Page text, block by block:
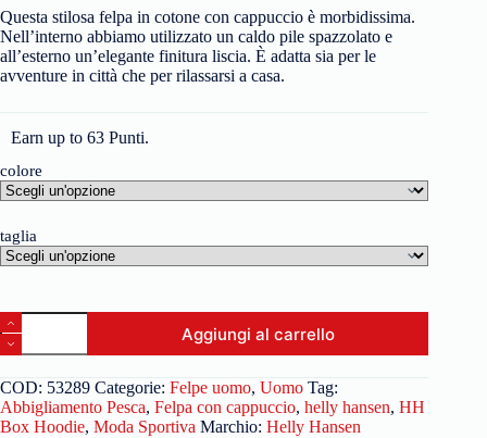
Questa stilosa felpa in cotone con cappuccio è morbidissima.
Nell’interno abbiamo utilizzato un caldo pile spazzolato e
all’esterno un’elegante finitura liscia. È adatta sia per le
avventure in città che per rilassarsi a casa.
Earn up to 63 Punti.
colore
taglia
Aggiungi al carrello
COD: 53289 Categorie: Felpe uomo, Uomo Tag:
Abbigliamento Pesca, Felpa con cappuccio, helly hansen, HH
Box Hoodie, Moda Sportiva Marchio: Helly Hansen